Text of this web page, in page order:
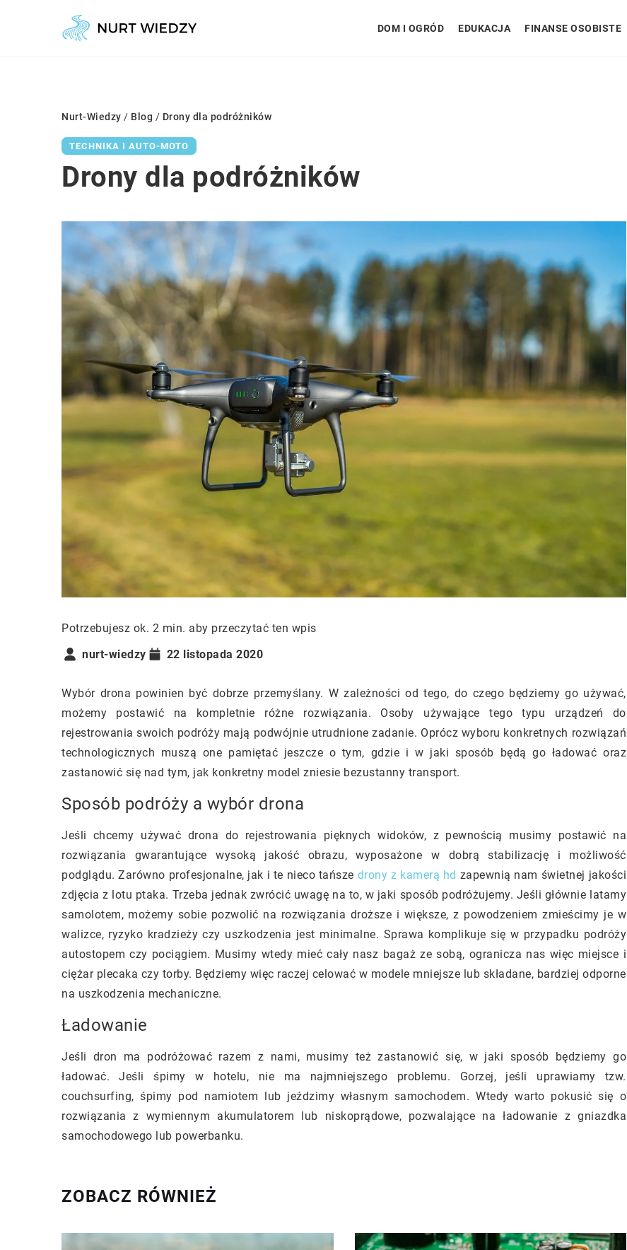
DOM I OGRÓD EDUKACJA FINANSE OSOBISTE
Nurt-Wiedzy / Blog / Drony dla podróżników
TECHNIKA I AUTO-MOTO
Drony dla podróżników
Potrzebujesz ok. 2 min. aby przeczytać ten wpis
nurt-wiedzy
22 listopada 2020
Wybór drona powinien być dobrze przemyślany. W zależności od tego, do czego będziemy go używać,
możemy postawić na kompletnie różne rozwiązania. Osoby używające tego typu urządzeń do
rejestrowania swoich podróży mają podwójnie utrudnione zadanie. Oprócz wyboru konkretnych rozwiązań
technologicznych muszą one pamiętać jeszcze o tym, gdzie i w jaki sposób będą go ładować oraz
zastanowić się nad tym, jak konkretny model zniesie bezustanny transport.
Sposób podróży a wybór drona
Jeśli chcemy używać drona do rejestrowania pięknych widoków, z pewnością musimy postawić na
rozwiązania gwarantujące wysoką jakość obrazu, wyposażone w dobrą stabilizację i możliwość
podglądu. Zarówno profesjonalne, jak i te nieco tańsze drony z kamerą hd zapewnią nam świetnej jakości
zdjęcia z lotu ptaka. Trzeba jednak zwrócić uwagę na to, w jaki sposób podróżujemy. Jeśli głównie latamy
samolotem, możemy sobie pozwolić na rozwiązania droższe i większe, z powodzeniem zmieścimy je w
walizce, ryzyko kradzieży czy uszkodzenia jest minimalne. Sprawa komplikuje się w przypadku podróży
autostopem czy pociągiem. Musimy wtedy mieć cały nasz bagaż ze sobą, ogranicza nas więc miejsce i
ciężar plecaka czy torby. Będziemy więc raczej celować w modele mniejsze lub składane, bardziej odporne
na uszkodzenia mechaniczne.
Ładowanie
Jeśli dron ma podróżować razem z nami, musimy też zastanowić się, w jaki sposób będziemy go
ładować. Jeśli śpimy w hotelu, nie ma najmniejszego problemu. Gorzej, jeśli uprawiamy tzw.
couchsurfing, śpimy pod namiotem lub jeździmy własnym samochodem. Wtedy warto pokusić się o
rozwiązania z wymiennym akumulatorem lub niskoprądowe, pozwalające na ładowanie z gniazdka
samochodowego lub powerbanku.
ZOBACZ RÓWNIEŻ